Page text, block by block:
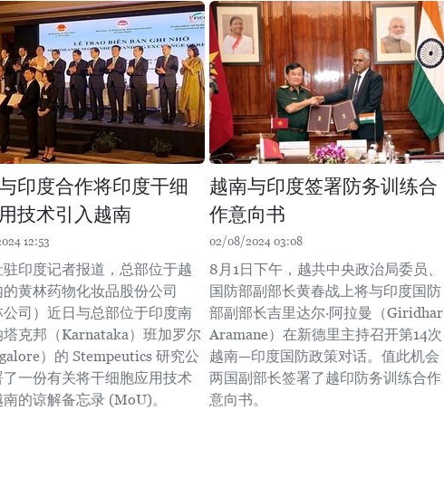
印度合作将印度干细
技术引入越南
12:53
驻印度记者报道，总部位于越
黄林药物化妆品股份公司
公司）近日与总部位于印度南
塔克邦（Karnataka）班加罗尔
）的 Stempeutics 研究公
了一份有关将干细胞应用技术
的谅解备忘录 (MoU)。
越南与印度签署防务训练合
作意向书
02/08/2024 03:08
8月1日下午，越共中央政治局委员、
国防部副部长黄春战上将与印度国防
部副部长吉里达尔·阿拉曼（Giridhar
Aramane）在新德里主持召开第14次
越南—印度国防政策对话。值此机会
两国副部长签署了越印防务训练合作
意向书。